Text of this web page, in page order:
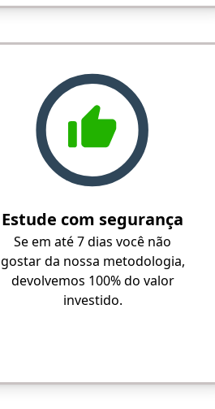
Estude com segurança
Se em até 7 dias você não
gostar da nossa metodologia,
devolvemos 100% do valor
investido.